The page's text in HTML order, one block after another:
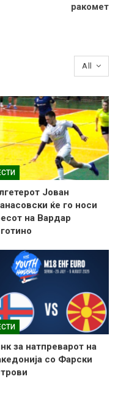
ракомет
All
Јован
ќе го носи
на Вардар
за натпреварот на
со Фарски